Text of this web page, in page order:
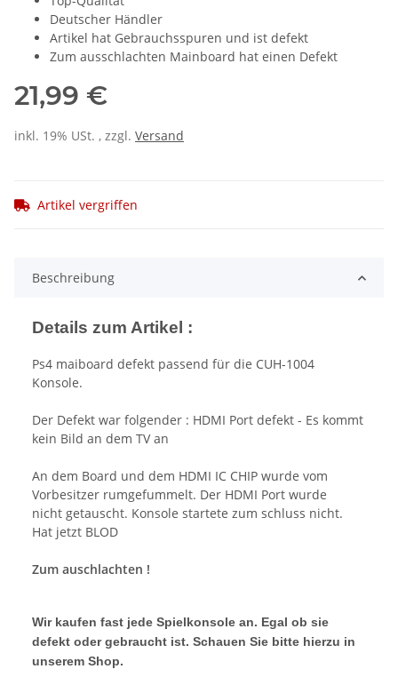
Deutscher Händler
Artikel hat Gebrauchsspuren und ist defekt
Zum ausschlachten Mainboard hat einen Defekt
21,99 €
inkl. 19% USt. , zzgl. Versand
Artikel vergriffen
Beschreibung
Details zum Artikel :
Ps4 maiboard defekt passend für die CUH-1004
Konsole.
Der Defekt war folgender : HDMI Port defekt - Es kommt
kein Bild an dem TV an
An dem Board und dem HDMI IC CHIP wurde vom
Vorbesitzer rumgefummelt. Der HDMI Port wurde
nicht getauscht. Konsole startete zum schluss nicht.
Hat jetzt BLOD
Zum auschlachten !
Wir kaufen fast jede Spielkonsole an. Egal ob sie
defekt oder gebraucht ist. Schauen Sie bitte hierzu in
unserem Shop.